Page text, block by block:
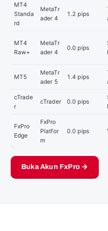
MT4
Standa
rd
MetaTr
ader 4
1.2 pips
MT4
Raw+
MetaTr
ader 4
0.0 pips
MT5
MetaTr
ader 5
1.4 pips
cTrade
r
cTrader 0.0 pips
FxPro
Edge
FxPro
Platfor
m
0.0 pips
Buka Akun FxPro →